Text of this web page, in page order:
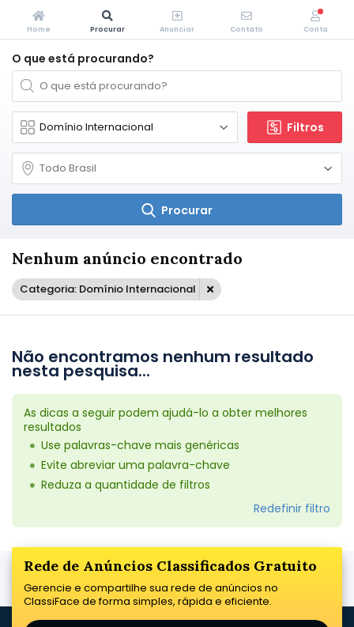
O que está procurando?
Filtros
Procurar
Nenhum anúncio encontrado
Categoria: Domínio Internacional
Não encontramos nenhum resultado
nesta pesquisa...
As dicas a seguir podem ajudá-lo a obter melhores
resultados
Use palavras-chave mais genéricas
Evite abreviar uma palavra-chave
Reduza a quantidade de filtros
Redefinir filtro
Rede de Anúncios Classificados Gratuito
Gerencie e compartilhe sua rede de anúncios no
ClassiFace de forma simples, rápida e eficiente.
Home Procurar Anunciar Contato Conta